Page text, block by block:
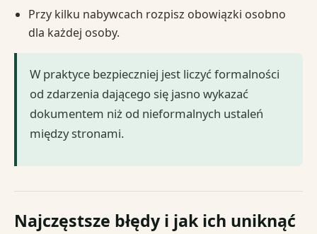
Przy kilku nabywcach rozpisz obowiązki osobno
dla każdej osoby.
W praktyce bezpieczniej jest liczyć formalności
od zdarzenia dającego się jasno wykazać
dokumentem niż od nieformalnych ustaleń
między stronami.
Najczęstsze błędy i jak ich uniknąć